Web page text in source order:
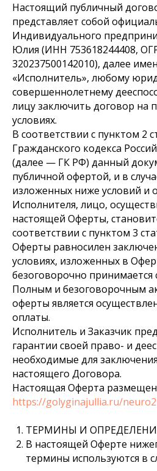
Настоящий публичный
представляет собой
Индивидуального
Юлия (ИНН 753618244408,
320237500142010), далее
«Исполнитель», любому
совершеннолетнему
лицу заключить договор на
условиях.
В соответствии с пунктом 2
Гражданского кодекса
(далее — ГК РФ) данный
публичной офертой, и в
изложенных ниже условий и
Исполнителя, лицо,
настоящей Оферты,
соответствии с пунктом 3
Оферты равносилен
условиях, изложенных в
безоговорочно принимается
Полным и безоговорочным
оферты является
оплаты.
Исполнитель и Заказчик
гарантии своей право- и
необходимые для
настоящего Договора.
Настоящая Оферта
https://golyginajullia.ru/neuro2
ТЕРМИНЫ И
В настоящей Оферте
термины используются в